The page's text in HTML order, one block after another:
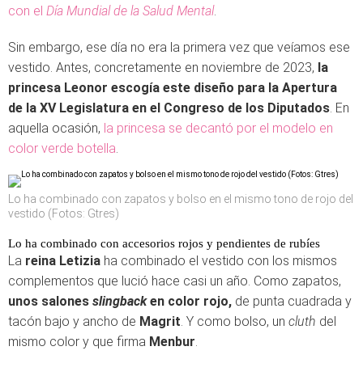
con el Día Mundial de la Salud Mental.
Sin embargo, ese día no era la primera vez que veíamos ese
vestido. Antes, concretamente en noviembre de 2023, la
princesa Leonor escogía este diseño para la Apertura
de la XV Legislatura en el Congreso de los Diputados . En
aquella ocasión, la princesa se decantó por el modelo en
color verde botella
Lo ha combinado con zapatos y bolso en el mismo tono de rojo del
vestido (Fotos: Gtres)
Lo ha combinado con accesorios rojos y pendientes de rubíes
La reina Letizia ha combinado el vestido con los mismos
complementos que lució hace casi un año. Como zapatos,
unos salones slingbacken color rojo, de punta cuadrada y
tacón bajo y ancho de Magrit . Y como bolso, un cluth del
mismo color y que firma Menbur